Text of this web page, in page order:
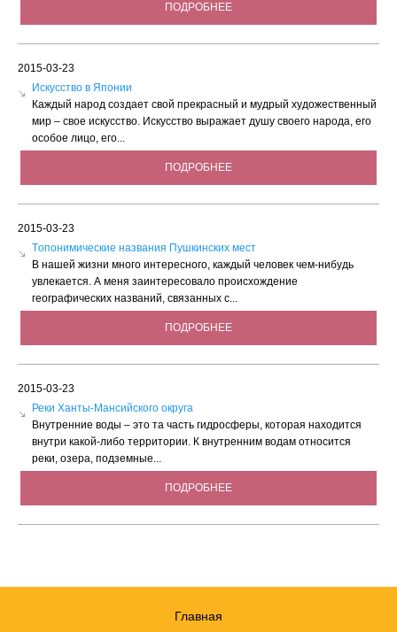
ПОДРОБНЕЕ
2015-03-23
Искусство в Японии
Каждый народ создает свой прекрасный и мудрый художественный
мир – свое искусство. Искусство выражает душу своего народа, его
особое лицо, его...
ПОДРОБНЕЕ
2015-03-23
Tопонимические названия Пушкинских мест
В нашей жизни много интересного, каждый человек чем-нибудь
увлекается. А меня заинтересовало происхождение
географических названий, связанных с...
ПОДРОБНЕЕ
2015-03-23
Реки Ханты-Мансийского округа
Внутренние воды – это та часть гидросферы, которая находится
внутри какой-либо территории. К внутренним водам относится
реки, озера, подземные...
ПОДРОБНЕЕ
Главная